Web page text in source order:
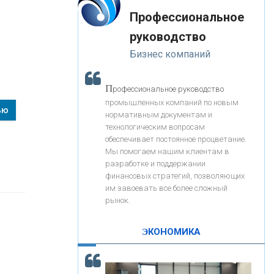
«ЗАПСИБКОМБАНК»
«РОСЕВРОБАНК»
«ПРЕСС-СЛУЖБА ВТБ24»
«АВТОГРАДБАНК»
«ПРОМРЕГИОНБАНК»
ОНАС
КОНТАКТЫ
корость - один из главных трендов в
кредитовании бизнеса - «Интервью»
-- Лучшее, что можно сделать с хорошим советом, это
пропустить его мимо ушей. Он никогда не бывает
полезен никому, кроме того, кто его дал.
-- Люблю давать советы и очень не люблю, когда их
дают мне.
Профессиональное
руководство
Бизнес компаний
Профессиональное руководство
промышленных компаний по новым
нормативным документам и
технологическим вопросам
обеспечивает постоянное процветание.
Мы помогаем нашим клиентам в
разработке и поддержании
финансовых стратегий, позволяющих
им завоевать все более сложный
рынок.
ЭКОНОМИКА